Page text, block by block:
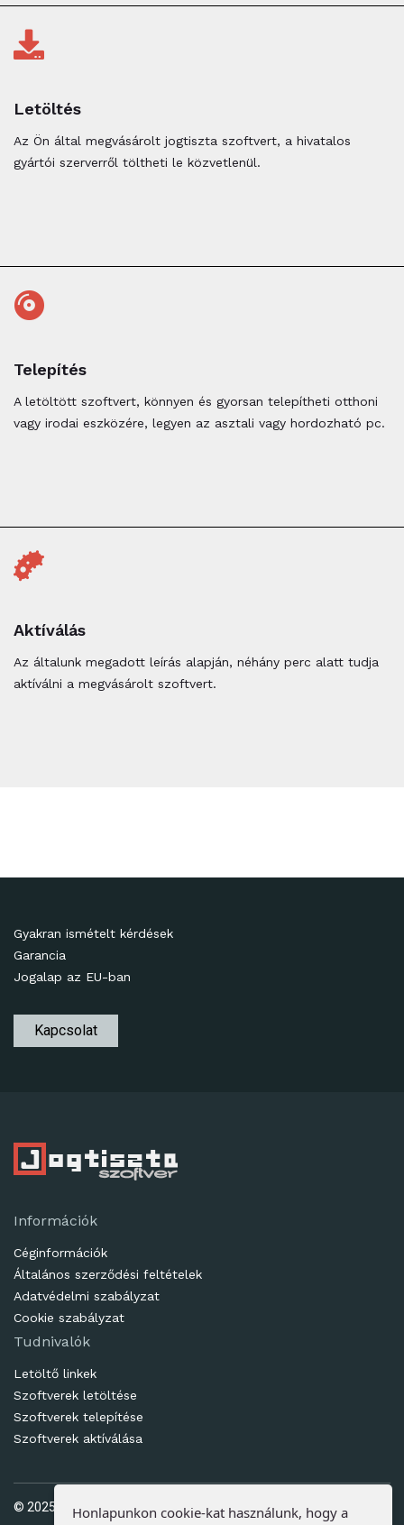
Letöltés
Az Ön által megvásárolt jogtiszta szoftvert, a hivatalos
gyártói szerverről töltheti le közvetlenül.
Telepítés
A letöltött szoftvert, könnyen és gyorsan telepítheti otthoni
vagy irodai eszközére, legyen az asztali vagy hordozható pc.
Aktíválás
Az általunk megadott leírás alapján, néhány perc alatt tudja
aktíválni a megvásárolt szoftvert.
Gyakran ismételt kérdések
Garancia
Jogalap az EU-ban
Kapcsolat
Információk
Céginformációk
Általános szerződési feltételek
Adatvédelmi szabályzat
Cookie szabályzat
Tudnivalók
Letöltő linkek
Szoftverek letöltése
Szoftverek telepítése
Szoftverek aktíválása
© 2025. Ötletes Megoldások Kft | www.jogtisztaszoftver.hu
Honlapunkon cookie-kat használunk, hogy a